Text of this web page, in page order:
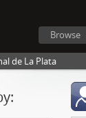
Browse
de La Plata